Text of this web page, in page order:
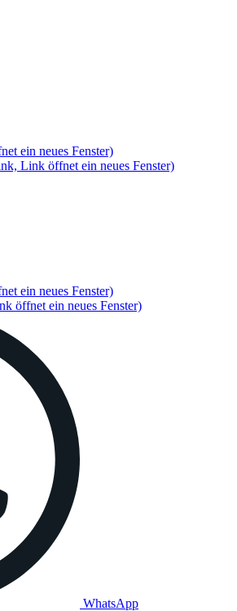
ein neues Fenster)
Link öffnet ein neues Fenster)
ein neues Fenster)
öffnet ein neues Fenster)
WhatsApp